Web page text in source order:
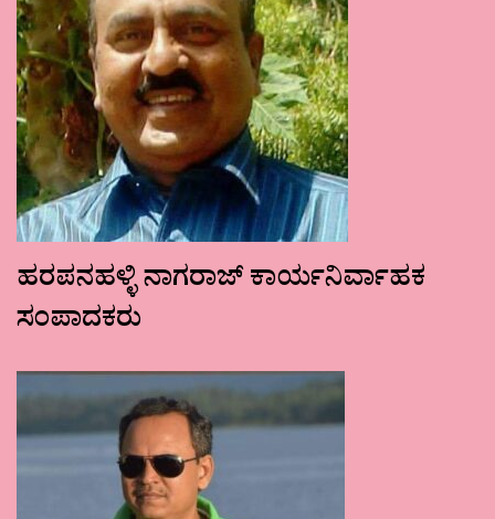
ಹರಪನಹಳ್ಳಿ ನಾಗರಾಜ್ ಕಾರ್ಯನಿರ್ವಾಹಕ
ಸಂಪಾದಕರು